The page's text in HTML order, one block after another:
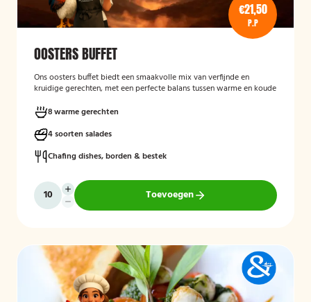
€21,50
P.P
OOSTERS BUFFET
Ons oosters buffet biedt een smaakvolle mix van verfijnde en
kruidige gerechten, met een perfecte balans tussen warme en koude
gevarieerd aanbod voor iedereen
Mogelijk te bestellen zonder borden en bestek!.
8 warme gerechten
4 soorten salades
Chafing dishes, borden & bestek
Toevoegen